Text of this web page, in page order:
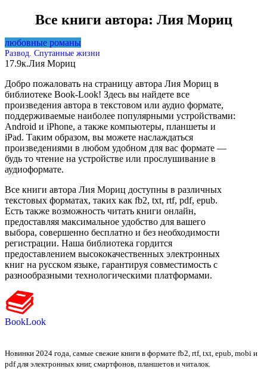
Все книги автора: Лия Мориц
любовные романы
Развод. Спутанные жизни
17.9к.Лия Мориц
Добро пожаловать на страницу автора Лия Мориц в
библиотеке Book-Look! Здесь вы найдете все
произведения автора в текстовом или аудио формате,
поддерживаемые наиболее популярными устройствами:
Android и iPhone, а также компьютеры, планшеты и
iPad. Таким образом, вы можете наслаждаться
произведениями в любом удобном для вас формате —
будь то чтение на устройстве или прослушивание в
аудиоформате.
Все книги автора Лия Мориц доступны в различных
текстовых форматах, таких как fb2, txt, rtf, pdf, epub.
Есть также возможность читать книги онлайн,
предоставляя максимальное удобство для вашего
выбора, совершенно бесплатно и без необходимости
регистрации. Наша библиотека гордится
предоставлением высококачественных электронных
книг на русском языке, гарантируя совместимость с
разнообразными технологическими платформами.
BookLook
Новинки 2024 года, самые свежие книги в формате fb2, rtf, txt, epub, mobi и
pdf для электронных книг, смартфонов, планшетов и читалок.